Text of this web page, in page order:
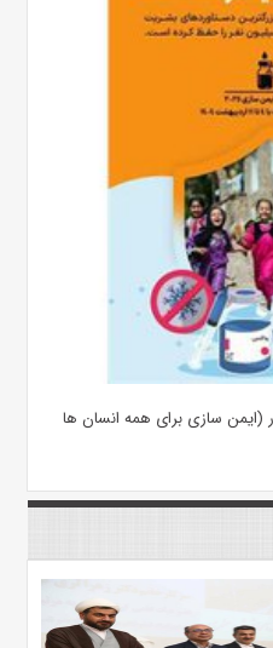
(ایمن سازی برای همه انسان ها